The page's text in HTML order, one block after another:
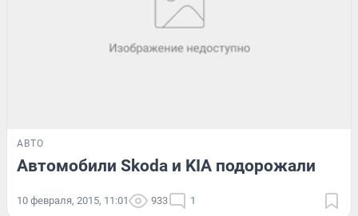
АВТО
Автомобили Skoda и KIA подорожали
10 февраля, 2015, 11:01 933 1